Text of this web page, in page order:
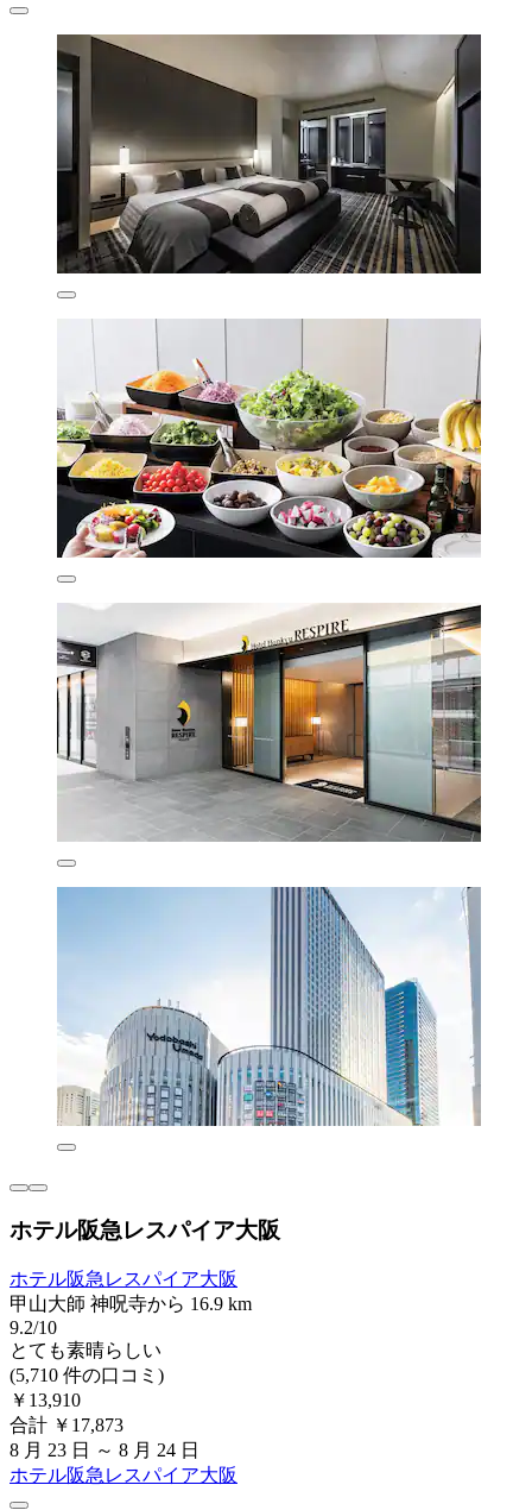
ホテル阪急レスパイア大阪
ホテル阪急レスパイア大阪
甲山大師 神呪寺から 16.9 km
9.2/10
とても素晴らしい
(5,710 件の口コミ)
￥13,910
合計 ￥17,873
8 月 23 日 ～ 8 月 24 日
ホテル阪急レスパイア大阪